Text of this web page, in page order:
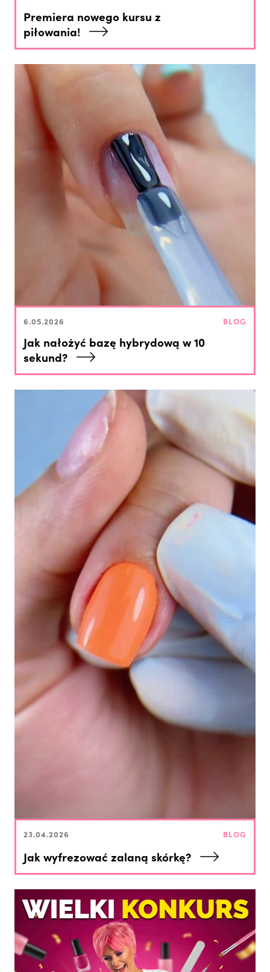
Premiera nowego kursu z
piłowania!
6.05.2026 BLOG
Jak nałożyć bazę hybrydową w 10
sekund?
23.04.2026 BLOG
Jak wyfrezować zalaną skórkę?